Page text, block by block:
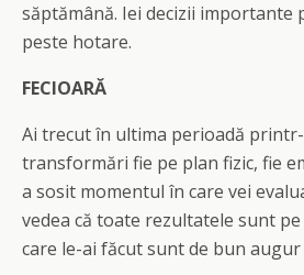
săptămână. Iei decizii importante
peste hotare.
FECIOARĂ
Ai trecut în ultima perioadă
transformări fie pe plan fizic, fie
a sosit momentul în care vei
vedea că toate rezultatele sunt
care le-ai făcut sunt de bun augur